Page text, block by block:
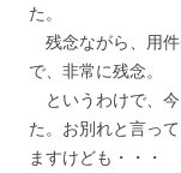
た。
残念ながら、用
で、非常に残念。
というわけで、
た。お別れと言っ
ますけども・・・